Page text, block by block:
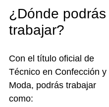
¿Dónde podrás
trabajar?
Con el título oficial de
Técnico en Confección y
Moda, podrás trabajar
como: